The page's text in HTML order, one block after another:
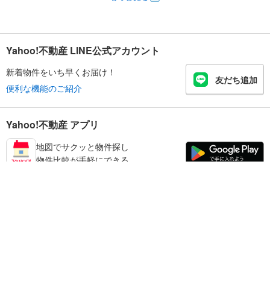
Yahoo!不動産 LINE公式アカウント
新着物件をいち早くお届け！
便利な機能のご紹介
友だち追加
Yahoo!不動産 アプリ
地図でサクッと物件探し
物件比較が手軽にできる